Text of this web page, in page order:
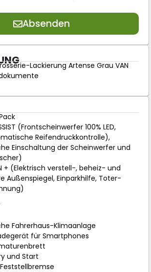
Absenden
Lackierung Artense Grau VAN
(Frontscheinwerfer 100% LED,
Reifendruckkontrolle),
Einschaltung der Scheinwerfer und
+ (Elektrisch verstell-, beheiz- und
Außenspiegel, Einparkhilfe, Toter-
Fahrerhaus-Klimaanlage
für Smartphones
und Start